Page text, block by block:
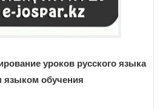
уроков русского языка
языком обучения